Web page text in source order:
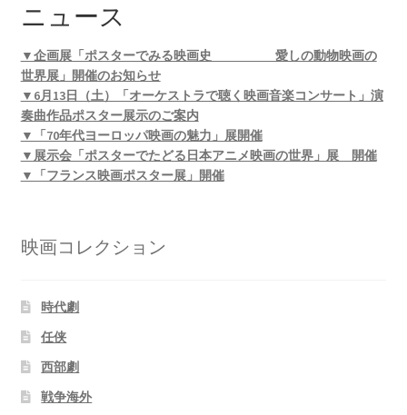
ニュース
▼企画展「ポスターでみる映画史 愛しの動物映画の
世界展」開催のお知らせ
▼6月13日（土）「オーケストラで聴く映画音楽コンサート」演
奏曲作品ポスター展示のご案内
▼「70年代ヨーロッパ映画の魅力」展開催
▼展示会「ポスターでたどる日本アニメ映画の世界」展 開催
▼「フランス映画ポスター展」開催
映画コレクション
時代劇
任侠
西部劇
戦争海外